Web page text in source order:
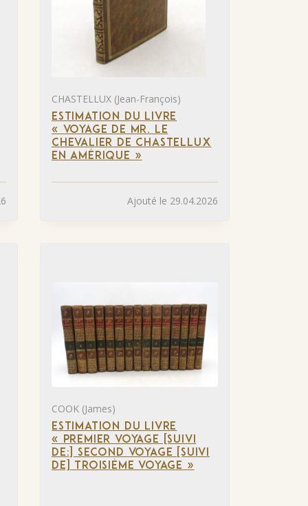
CHASTELLUX (Jean-François)
ESTIMATION DU LIVRE
« VOYAGE DE MR. LE
CHEVALIER DE CHASTELLUX
EN AMÉRIQUE »
Ajouté le 29.04.2026
COOK (James)
ESTIMATION DU LIVRE
« PREMIER VOYAGE [SUIVI
DE:] SECOND VOYAGE [SUIVI
DE] TROISIÈME VOYAGE »